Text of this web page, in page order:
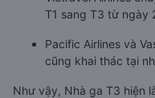
T1 sang T3 từ ngày
Pacific Airlines và
cũng khai thác tại
Như vậy, Nhà ga T3 hiện